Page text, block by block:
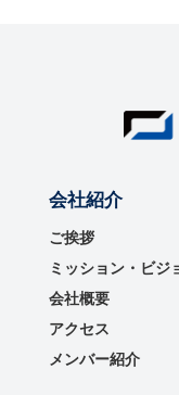
会社紹介
ご挨拶
ミッション・ビジ
会社概要
アクセス
メンバー紹介